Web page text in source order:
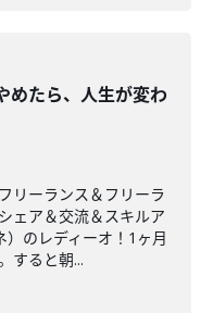
めたら、人生が変わ
リーランス＆フリーラ
ェア＆交流＆スキルア
）のレディーオ！1ヶ月
すると朝...